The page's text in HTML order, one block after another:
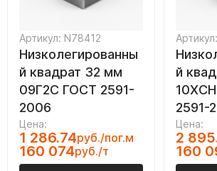
Артикул: N78412
Низколегированны
й квадрат 32 мм
09Г2С ГОСТ 2591-
2006
Цена:
1 286.74руб./пог.м
160 074руб./т
й
2591-
Цена:
2
160